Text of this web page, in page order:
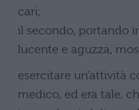
cari;
il secondo, portando
lucente e aguzza,
esercitare un’attività
medico, ed era tale,